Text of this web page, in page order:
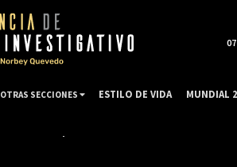
OTRAS SECCIONES ESTILO DE VIDA MUNDIAL